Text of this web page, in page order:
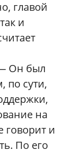
главой
и
Он был
по сути,
на
говорит и
По его